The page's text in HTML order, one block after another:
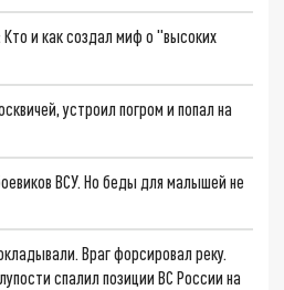
и как создал миф о "высоких
устроил погром и попал на
ВСУ. Но беды для малышей не
Враг форсировал реку.
спалил позиции ВС России на